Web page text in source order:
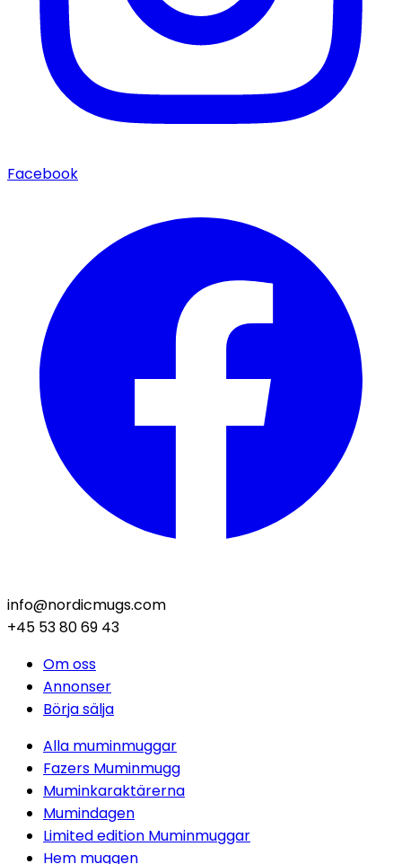
Facebook
info@nordicmugs.com
+45 53 80 69 43
Om oss
Annonser
Börja sälja
Alla muminmuggar
Fazers Muminmugg
Muminkaraktärerna
Mumindagen
Limited edition Muminmuggar
Hem muggen